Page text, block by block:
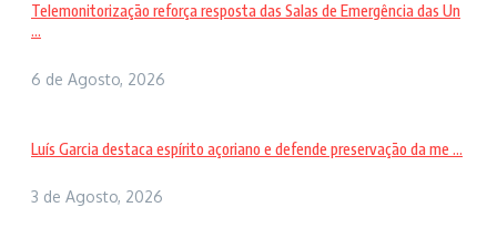
Telemonitorização reforça resposta das Salas de Emergência das Un
...
6 de Agosto, 2026
Luís Garcia destaca espírito açoriano e defende preservação da me ...
3 de Agosto, 2026